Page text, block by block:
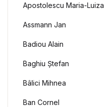
Apostolescu Maria-Luiza
Assmann Jan
Badiou Alain
Baghiu Ștefan
Bâlici Mihnea
Ban Cornel